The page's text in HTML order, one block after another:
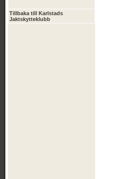
Tillbaka till Karlstads
Jaktskytteklubb